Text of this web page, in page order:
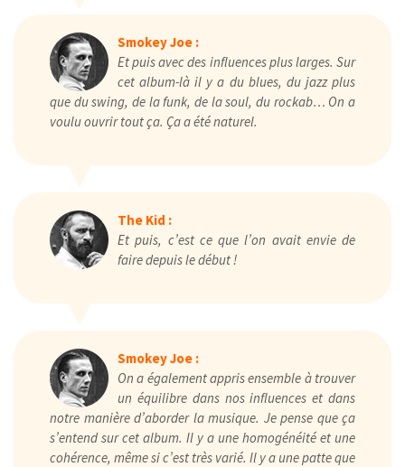
Smokey Joe :
Et puis avec des influences plus larges. Sur
cet album-là il y a du blues, du jazz plus
que du swing, de la funk, de la soul, du rockab… On a
voulu ouvrir tout ça. Ça a été naturel.
The Kid :
Et puis, c’est ce que l’on avait envie de
faire depuis le début !
Smokey Joe :
On a également appris ensemble à trouver
un équilibre dans nos influences et dans
notre manière d’aborder la musique. Je pense que ça
s’entend sur cet album. Il y a une homogénéité et une
cohérence, même si c’est très varié. Il y a une patte que